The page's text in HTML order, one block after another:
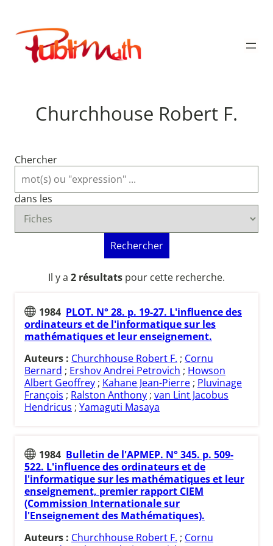
contenu
Publimath
Churchhouse Robert F.
Chercher
dans les
Rechercher
Il y a 2 résultats pour cette recherche.
1984 PLOT. N° 28. p. 19-27. L'influence des
ordinateurs et de l'informatique sur les
mathématiques et leur enseignement.
Auteurs : Churchhouse Robert F. ; Cornu
Bernard ; Ershov Andrei Petrovich ; Howson
Albert Geoffrey ; Kahane Jean-Pierre ; Pluvinage
François ; Ralston Anthony ; van Lint Jacobus
Hendricus ; Yamaguti Masaya
1984 Bulletin de l'APMEP. N° 345. p. 509-
522. L'influence des ordinateurs et de
l'informatique sur les mathématiques et leur
enseignement, premier rapport CIEM
(Commission Internationale sur
l'Enseignement des Mathématiques).
Auteurs : Churchhouse Robert F. ; Cornu